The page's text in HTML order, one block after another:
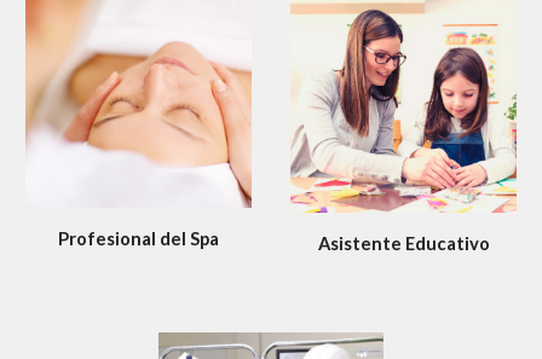
Profesional del Spa Asistente Educativo